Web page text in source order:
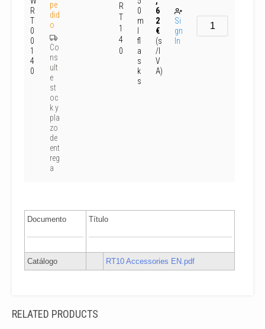
R
T
0
0
1
4
0
pe
did
o
Co
ns
ult
e
st
oc
k y
pla
zo
de
ent
reg
a
R
T
1
4
0
0
m
fl
a
s
k
s
6
2
€
(s
/I
V
A)
Si
gn
In
Documento Título
Catálogo RT10 Accessories EN.pdf
RELATED PRODUCTS